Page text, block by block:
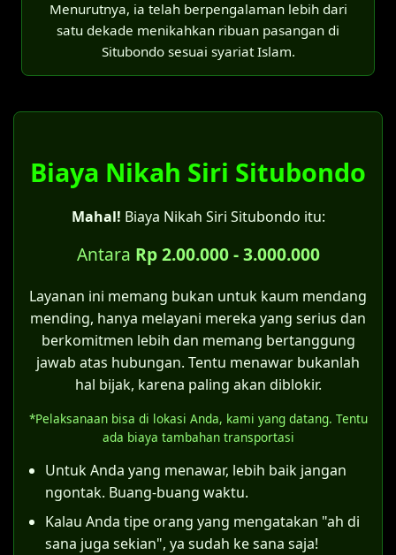
Lampirkan SPTJM dan dokumen pendukung
lainnya yang diperlukan.
Pencatatan di KK:
Disdukcapil tidak melakukan pencatatan
perkawinan.
keterangan "kawin belum tercatat".
Catatan penting:
Bagi pasangan yang menikah siri, sangat
disarankan untuk mengajukanitsbat nikah
di Pengadilan Agama Situbondoterlebih
dahulu agar pernikahan tersebut sah
menurut hukum negara dan mendapatkan
Meskipun bisa membuat KK, status "kawin
hukum tersendiri, terutama terkait hak dan
kewajiban anak yang lahir dari pernikahan
tersebut.
secara Agama Islam.
lima situasi khusus:
Untuk keperluan penyelesaian
Untuk pernikahan yang terjadi di era
1974.
Bagi pernikahan yang dilakukan oleh
memiliki halangan kawin menurut UU No.
1 Tahun 1974.
Kategori kelima inilah yang menjadi celah
hukum bagi pernikahan siri. Asalkan
semua rukun dan syarat sahnya nikah
sesuai hukum Islam (sebagaimana
ditegaskan Pasal 4 Kompilasi Hukum Islam),
maka itsbat nikah dapat diajukan.
Langkah konkretnya adalah suami dan istri
bersama-sama mendaftarkan permohonan
Menurutnya, ia telah berpengalaman lebih dari
satu dekade menikahkan ribuan pasangan di
Situbondo sesuai syariat Islam.
Biaya Nikah Siri Situbondo
Mahal! Biaya Nikah Siri Situbondo itu:
Antara Rp 2.00.000 - 3.000.000
Layanan ini memang bukan untuk kaum mendang
mending, hanya melayani mereka yang serius dan
berkomitmen lebih dan memang bertanggung
jawab atas hubungan. Tentu menawar bukanlah
hal bijak, karena paling akan diblokir.
*Pelaksanaan bisa di lokasi Anda, kami yang datang. Tentu
ada biaya tambahan transportasi
Untuk Anda yang menawar, lebih baik jangan
ngontak. Buang-buang waktu.
Kalau Anda tipe orang yang mengatakan "ah di
sana juga sekian", ya sudah ke sana saja!